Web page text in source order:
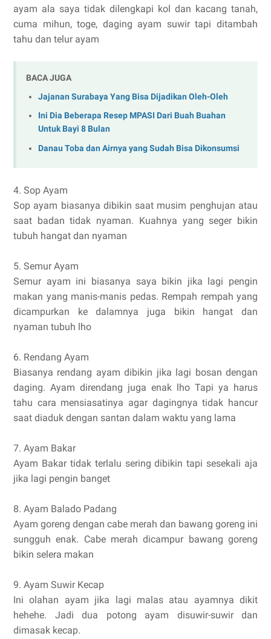
ayam ala saya tidak dilengkapi kol dan kacang tanah,
cuma mihun, toge, daging ayam suwir tapi ditambah
tahu dan telur ayam
BACA JUGA
Jajanan Surabaya Yang Bisa Dijadikan Oleh-Oleh
Ini Dia Beberapa Resep MPASI Dari Buah Buahan
Untuk Bayi 8 Bulan
Danau Toba dan Airnya yang Sudah Bisa Dikonsumsi
4. Sop Ayam
Sop ayam biasanya dibikin saat musim penghujan atau
saat badan tidak nyaman. Kuahnya yang seger bikin
tubuh hangat dan nyaman
5. Semur Ayam
Semur ayam ini biasanya saya bikin jika lagi pengin
makan yang manis-manis pedas. Rempah rempah yang
dicampurkan ke dalamnya juga bikin hangat dan
nyaman tubuh lho
6. Rendang Ayam
Biasanya rendang ayam dibikin jika lagi bosan dengan
daging. Ayam direndang juga enak lho Tapi ya harus
tahu cara mensiasatinya agar dagingnya tidak hancur
saat diaduk dengan santan dalam waktu yang lama
7. Ayam Bakar
Ayam Bakar tidak terlalu sering dibikin tapi sesekali aja
jika lagi pengin banget
8. Ayam Balado Padang
Ayam goreng dengan cabe merah dan bawang goreng ini
sungguh enak. Cabe merah dicampur bawang goreng
bikin selera makan
9. Ayam Suwir Kecap
Ini olahan ayam jika lagi malas atau ayamnya dikit
hehehe. Jadi dua potong ayam disuwir-suwir dan
dimasak kecap.